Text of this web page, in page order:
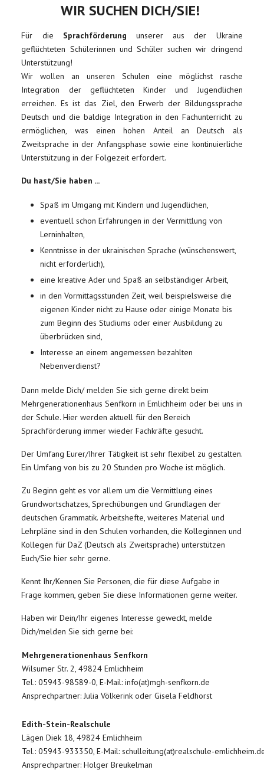
WIR SUCHEN DICH/SIE!
Für die Sprachförderung unserer aus der Ukraine
geflüchteten Schülerinnen und Schüler suchen wir dringend
Unterstützung!
Wir wollen an unseren Schulen eine möglichst rasche
Integration der geflüchteten Kinder und Jugendlichen
erreichen. Es ist das Ziel, den Erwerb der Bildungssprache
Deutsch und die baldige Integration in den Fachunterricht zu
ermöglichen, was einen hohen Anteil an Deutsch als
Zweitsprache in der Anfangsphase sowie eine kontinuierliche
Unterstützung in der Folgezeit erfordert.
Du hast/Sie haben ...
Spaß im Umgang mit Kindern und Jugendlichen,
eventuell schon Erfahrungen in der Vermittlung von
Lerninhalten,
Kenntnisse in der ukrainischen Sprache (wünschenswert,
nicht erforderlich),
eine kreative Ader und Spaß an selbständiger Arbeit,
in den Vormittagsstunden Zeit, weil beispielsweise die
eigenen Kinder nicht zu Hause oder einige Monate bis
zum Beginn des Studiums oder einer Ausbildung zu
überbrücken sind,
Interesse an einem angemessen bezahlten
Nebenverdienst?
Dann melde Dich/ melden Sie sich gerne direkt beim
Mehrgenerationenhaus Senfkorn in Emlichheim oder bei uns in
der Schule. Hier werden aktuell für den Bereich
Sprachförderung immer wieder Fachkräfte gesucht.
Der Umfang Eurer/Ihrer Tätigkeit ist sehr flexibel zu gestalten.
Ein Umfang von bis zu 20 Stunden pro Woche ist möglich.
Zu Beginn geht es vor allem um die Vermittlung eines
Grundwortschatzes, Sprechübungen und Grundlagen der
deutschen Grammatik. Arbeitshefte, weiteres Material und
Lehrpläne sind in den Schulen vorhanden, die Kolleginnen und
Kollegen für DaZ (Deutsch als Zweitsprache) unterstützen
Euch/Sie hier sehr gerne.
Kennt Ihr/Kennen Sie Personen, die für diese Aufgabe in
Frage kommen, geben Sie diese Informationen gerne weiter.
Haben wir Dein/Ihr eigenes Interesse geweckt, melde
Dich/melden Sie sich gerne bei:
Mehrgenerationenhaus Senfkorn
Wilsumer Str. 2, 49824 Emlichheim
Tel.: 05943-98589-0, E-Mail: info(at)mgh-senfkorn.de
Ansprechpartner: Julia Völkerink oder Gisela Feldhorst
Edith-Stein-Realschule
Lägen Diek 18, 49824 Emlichheim
Tel.: 05943-933350, E-Mail: schulleitung(at)realschule-
Ansprechpartner: Holger Breukelman